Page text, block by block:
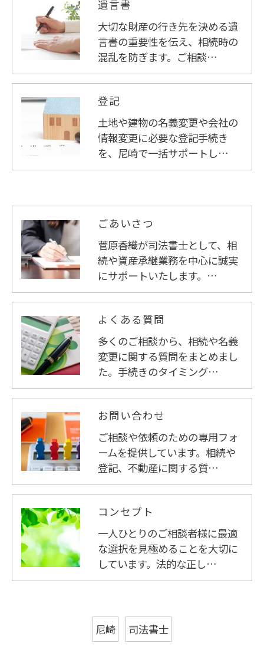
遺言書
大切な財産の行き先を決める遺
言書の重要性を伝え、相続時の
混乱を防ぎます。ご相談…
登記
土地や建物の名義変更や会社の
情報変更に必要な登記手続き
を、尼崎で一括サポートし…
ごあいさつ
菅原香織が司法書士として、相
続や資産承継業務を中心に誠実
にサポートいたします。…
よくある質問
多くのご相談から、相続や名義
変更に関する質問をまとめまし
た。手続きのタイミング…
お問い合わせ
ご相談や依頼のための専用フォ
ームを提供しています。相続や
登記、不動産に関する質…
コンセプト
一人ひとりのご相談者様に最適
な選択を見極めることを大切に
しています。法的な正し…
尼崎 司法書士